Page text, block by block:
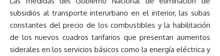
subsidios al transporte interurbano en el interior, las subas
constantes del precio de los combustibles y la habilitación
de los nuevos cuadros tarifarios que presentan aumentos
siderales en los servicios básicos como la energía eléctrica y